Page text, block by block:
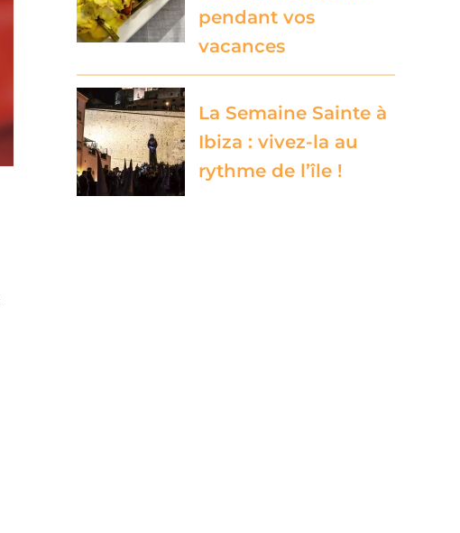
pendant vos
vacances
La Semaine Sainte à
Ibiza : vivez-la au
rythme de l’île !